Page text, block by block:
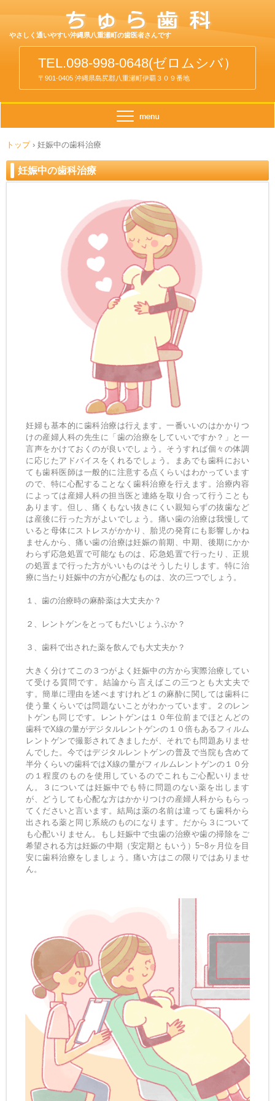
やさしく通いやすい沖縄県八重瀬町の歯医者さんです
TEL.098-998-0648(ゼロムシバ）
〒901-0405 沖縄県島尻郡八重瀬町伊覇３０９番地
トップ › 妊娠中の歯科治療
妊娠中の歯科治療
妊婦も基本的に歯科治療は行えます。一番いいのはかかりつ
けの産婦人科の先生に「歯の治療をしていいですか？」と一
言声をかけておくのが良いでしょう。そうすれば個々の体調
に応じたアドバイスをくれるでしょう。まあでも歯科におい
ても歯科医師は一般的に注意する点くらいはわかっています
ので、特に心配することなく歯科治療を行えます。治療内容
によっては産婦人科の担当医と連絡を取り合って行うことも
あります。但し、痛くもない抜きにくい親知らずの抜歯など
は産後に行った方がよいでしょう。痛い歯の治療は我慢して
いると母体にストレスがかかり、胎児の発育にも影響しかね
ませんから、痛い歯の治療は妊娠の前期、中期、後期にかか
わらず応急処置で可能なものは、応急処置で行ったり、正規
の処置まで行った方がいいものはそうしたりします。特に治
療に当たり妊娠中の方が心配なものは、次の三つでしょう。
１、歯の治療時の麻酔薬は大丈夫か？
２、レントゲンをとってもだいじょうぶか？
３、歯科で出された薬を飲んでも大丈夫か？
大きく分けてこの３つがよく妊娠中の方から実際治療してい
て受ける質問です。結論から言えばこの三つとも大丈夫で
す。簡単に理由を述べますけれど１の麻酔に関しては歯科に
使う量くらいでは問題ないことがわかっています。２のレン
トゲンも同じです。レントゲンは１０年位前までほとんどの
歯科でX線の量がデジタルレントゲンの１０倍もあるフィルム
レントゲンで撮影されてきましたが、それでも問題ありませ
んでした。今ではデジタルレントゲンの普及で当院も含めて
半分くらいの歯科ではX線の量がフィルムレントゲンの１０分
の１程度のものを使用しているのでこれもご心配いりませ
ん。３については妊娠中でも特に問題のない薬を出します
が、どうしても心配な方はかかりつけの産婦人科からもらっ
てくださいと言います。結局は薬の名前は違っても歯科から
出される薬と同じ系統のものになります。だから３について
も心配いりません。もし妊娠中で虫歯の治療や歯の掃除をご
希望される方は妊娠の中期（安定期ともいう）5~8ヶ月位を目
安に歯科治療をしましょう。痛い方はこの限りではありませ
ん。